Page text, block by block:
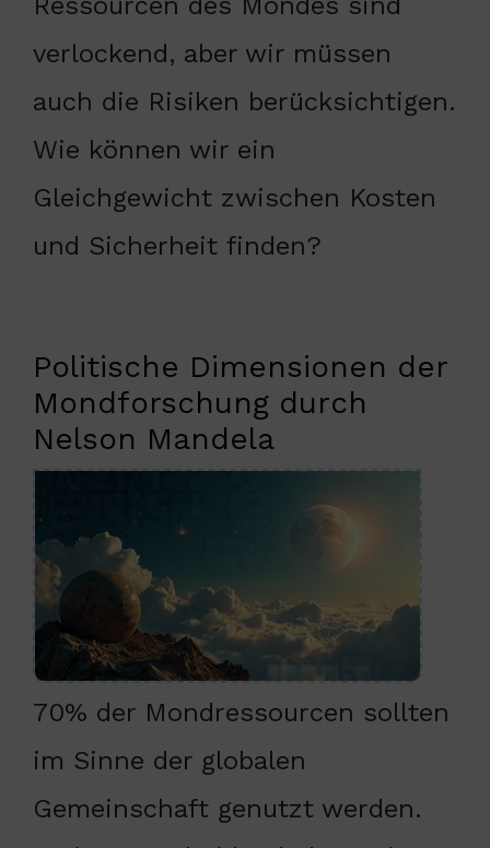
verlockend, aber wir müssen
auch die Risiken berücksichtigen.
Wie können wir ein
Gleichgewicht zwischen Kosten
und Sicherheit finden?
Politische Dimensionen der
Mondforschung durch
Nelson Mandela
70% der Mondressourcen sollten
im Sinne der globalen
Gemeinschaft genutzt werden.